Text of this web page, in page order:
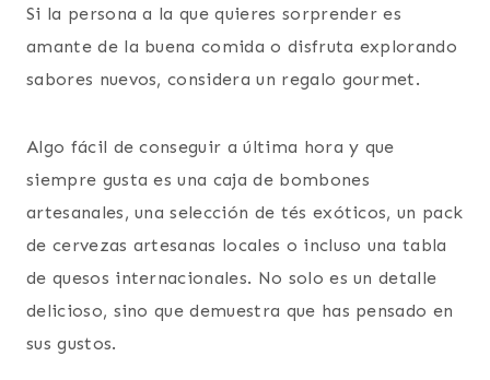
Si la persona a la que quieres sorprender es
amante de la buena comida o disfruta explorando
sabores nuevos, considera un regalo gourmet.
Algo fácil de conseguir a última hora y que
siempre gusta es una caja de bombones
artesanales, una selección de tés exóticos, un pack
de cervezas artesanas locales o incluso una tabla
de quesos internacionales. No solo es un detalle
delicioso, sino que demuestra que has pensado en
sus gustos.